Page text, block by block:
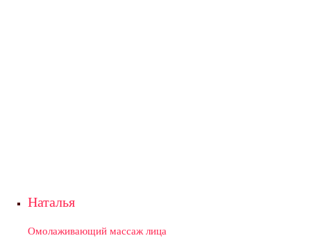
Наталья
Омолаживающий массаж лица